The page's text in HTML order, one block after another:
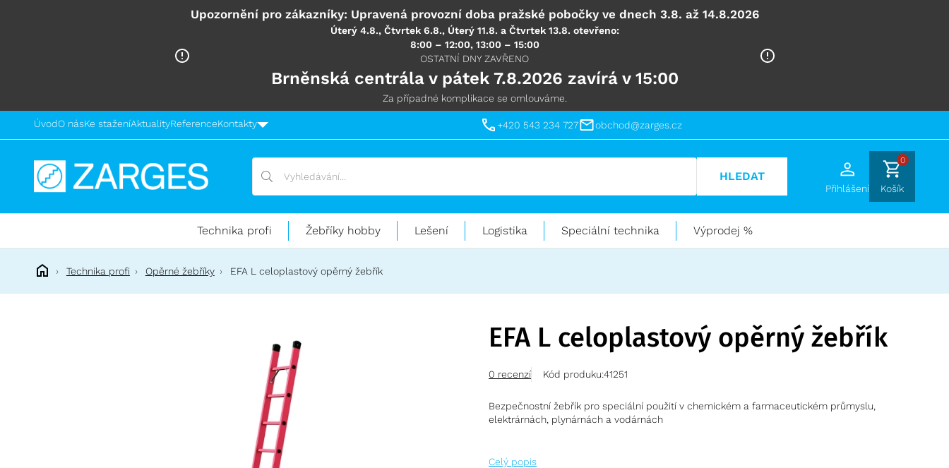
Upozornění pro zákazníky: Upravená provozní doba pražské pobočky ve dnech 3.8. až 14.8.2026
Úterý 4.8., Čtvrtek 6.8., Úterý 11.8. a Čtvrtek 13.8. otevřeno:
8:00 – 12:00, 13:00 – 15:00
OSTATNÍ DNY ZAVŘENO
Brněnská centrála v pátek 7.8.2026 zavírá v 15:00
Za případné komplikace se omlouváme.
ÚvodO násKe staženíAktualityReferenceKontakty +420 543 234 727 obchod@zarges.cz
Technika
práci
výškách
Vyhledávání
Vyhledávání
HLEDAT
Přihlášení
0
Košík
Technika profi Žebříky hobby Lešení Logistika Speciální technika Výprodej %
Technika profi Opěrné žebříky EFA L celoplastový opěrný žebřík
EFA L celoplastový opěrný žebřík
0 recenzí Kód produku:41251
Bezpečnostní žebřík pro speciální použití v chemickém a farmaceutickém průmyslu,
elektrárnách, plynárnách a vodárnách
Celý popis